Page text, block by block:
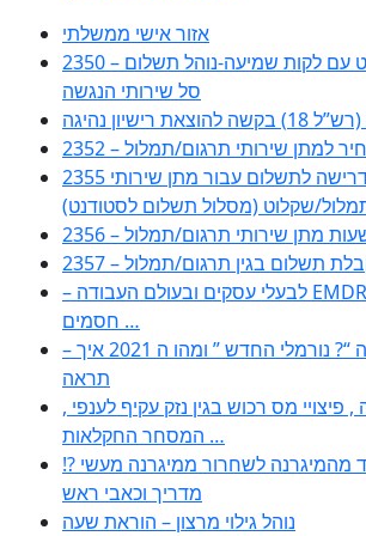
אזור אישי ממשלתי
2350 – מידע לסטודנט עם לקות שמיעה-נוהל תשלום
סל שירותי הנגשה
רישיון נהיגה
מחיר למתן שירותי תרגום/תמלול
2355 דרישה לתשלום עבור מתן שירותי
שקלוט (מסלול תשלום לסטודנט)
שעות מתן שירותי תרגום/תמלול
קבלת תשלום בגין תרגום/תמלול
– לבעלי עסקים ובעולם העבודה EMDR מה הקשר בין
חסמים …
– משבר הקורונה “? נורמלי החדש ” ומהו ה 2021 איך
תראה
, התעשייה , פיצויי מס רכוש בגין נזק עקיף לענפי
המסחר החקלאות …
!? איך להפרד מהמיגרנה לשחרור ממיגרנה מעשי
מדריך וכאבי ראש
נוהל גילוי מרצון – הוראת שעה